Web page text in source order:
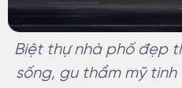
Biệt thự nhà phố đẹp
sống, gu thẩm mỹ